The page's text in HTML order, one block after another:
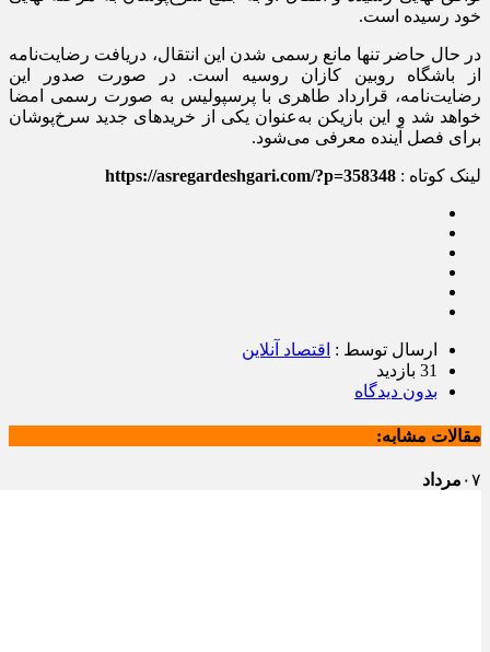
خود رسیده است.
در حال حاضر تنها مانع رسمی شدن این انتقال، دریافت رضایت‌نامه
از باشگاه روبین کازان روسیه است. در صورت صدور این
رضایت‌نامه، قرارداد طاهری با پرسپولیس به صورت رسمی امضا
خواهد شد و این بازیکن به‌عنوان یکی از خرید‌های جدید سرخ‌پوشان
برای فصل آینده معرفی می‌شود.
لینک کوتاه : https://asregardeshgari.com/?p=358348
ارسال توسط : اقتصاد آنلاین
31 بازدید
بدون دیدگاه
مقالات مشابه:
۰۷ مرداد